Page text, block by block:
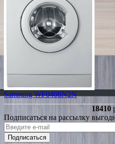
Samsung WF0408N2N
18410
Подписаться на рассылку
Подписаться